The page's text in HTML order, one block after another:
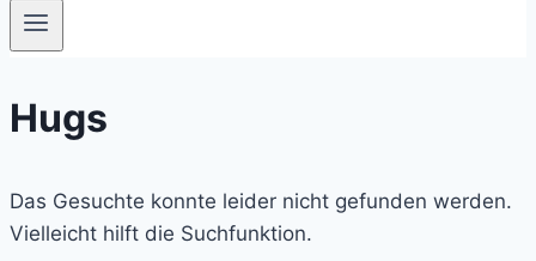
Hugs
Das Gesuchte konnte leider nicht gefunden werden.
Vielleicht hilft die Suchfunktion.